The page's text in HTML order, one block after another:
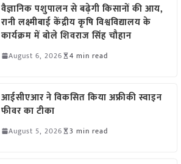
वैज्ञानिक पशुपालन से बढ़ेगी किसानों की आय,
रानी लक्ष्मीबाई केंद्रीय कृषि विश्वविद्यालय के
कार्यक्रम में बोले शिवराज सिंह चौहान
August 6, 2026 4 min read
आईसीएआर ने विकसित किया अफ्रीकी स्वाइन
फीवर का टीका
August 5, 2026 3 min read